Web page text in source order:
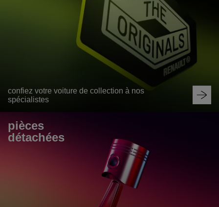
confiez votre voiture de collection à nos
spécialistes
pièces
détachées